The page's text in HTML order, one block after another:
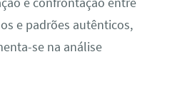
e padrões autênticos,
se na análise